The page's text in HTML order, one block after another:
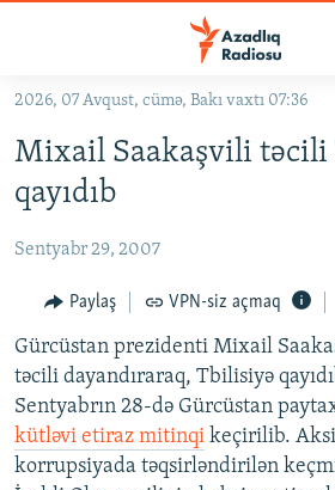
Əsas
qayıt
Əsas
naviqasiyaya
qayıt
KORRUPSIOMETR
#ƏSLINDƏ
FƏRQƏ BAX
QANUNI DOĞRU
ARAŞDIRMA
MULTIMEDIA
VIDEO
RADIO ARXIV
2026, 07 Avqust, cümə, Bakı vaxtı 07:36
Mixail Saakaşvili
qayıdıb
Sentyabr 29, 2007
Paylaş VPN-siz açmaq
Gürcüstan prezidenti Mixail
təcili dayandıraraq, Tbilisiyə
Sentyabrın 28-də Gürcüstan
kütləvi etiraz mitinqi keçirilib.
korrupsiyada təqsirləndirilən